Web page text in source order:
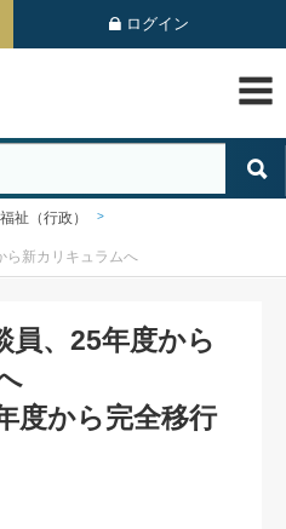
ログイン
祉（行政）
ら新カリキュラムへ
員、25年度から
度から完全移行